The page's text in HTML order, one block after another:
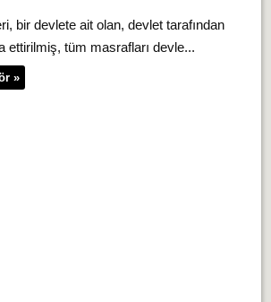
bir devlete ait olan, devlet tarafından
ettirilmiş, tüm masrafları devle...
»